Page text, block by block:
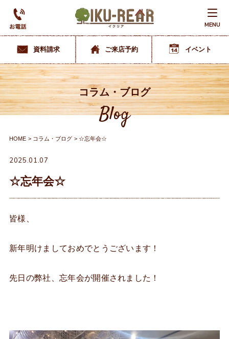
MENU
資料請求 ご来店予約 イベント
コラム・ブログ
Blog
HOME コラム・ブログ ☆忘年会☆
2025.01.07
☆忘年会☆
皆様、
新年明けましておめでとうございます！
先日の弊社、忘年会が開催されました！